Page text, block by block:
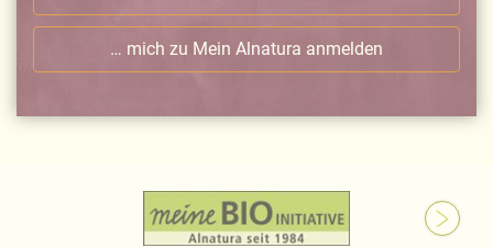
… mich zu Mein Alnatura anmelden